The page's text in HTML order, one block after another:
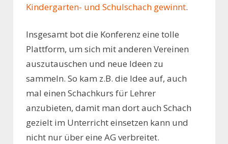
Kindergarten- und Schulschach gewinnt.
Insgesamt bot die Konferenz eine tolle
Plattform, um sich mit anderen Vereinen
auszutauschen und neue Ideen zu
sammeln. So kam z.B. die Idee auf, auch
mal einen Schachkurs für Lehrer
anzubieten, damit man dort auch Schach
gezielt im Unterricht einsetzen kann und
nicht nur über eine AG verbreitet.